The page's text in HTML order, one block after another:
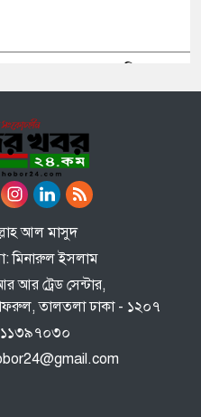
বোমা হামলা, ভাঙচুর
কোনোদিন ফিরে আসেনি, হাসিনাও
আমির হামজা
পোল্ট্রি মুরগির মাংসে মিলল
বেশি অ্যান্টিবায়োটিক
বন্যার শঙ্কা, বাড়তে পারে নদ-
আল মাসুদ
মিনারুল ইসলাম
আর ট্রেড সেন্টার,
তালতলা ঢাকা - ১২০৭